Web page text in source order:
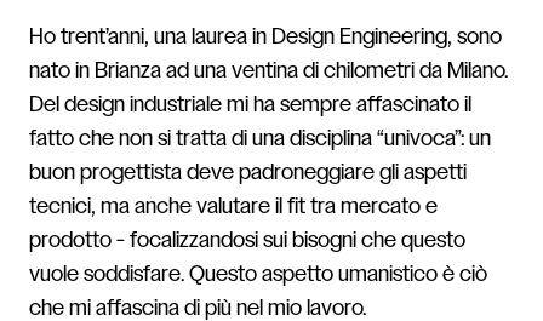
Ho trent’anni, una laurea in Design Engineering, sono
nato in Brianza ad una ventina di chilometri da Milano.
Del design industriale mi ha sempre affascinato il
fatto che non si tratta di una disciplina “univoca”: un
buon progettista deve padroneggiare gli aspetti
tecnici, ma anche valutare il fit tra mercato e
prodotto - focalizzandosi sui bisogni che questo
vuole soddisfare. Questo aspetto umanistico è ciò
che mi affascina di più nel mio lavoro.